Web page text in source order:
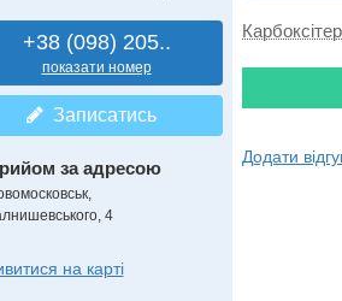
+38 (098) 205..
показати номер
Записатись
за адресою
4
на карті
Додати